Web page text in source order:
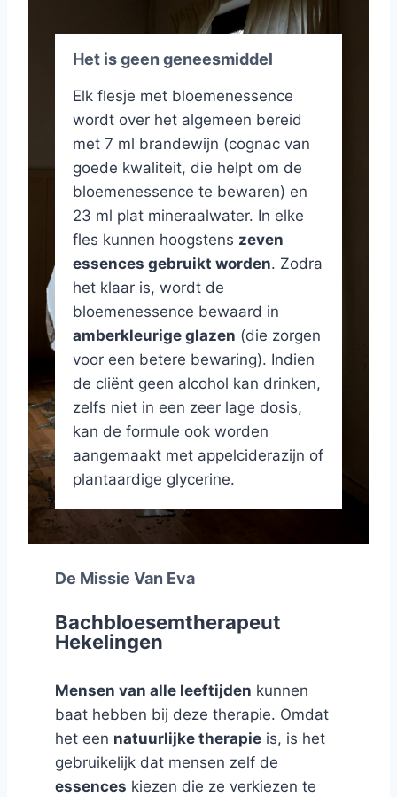
Het is geen geneesmiddel
Elk flesje met bloemenessence
wordt over het algemeen bereid
met 7 ml brandewijn (cognac van
goede kwaliteit, die helpt om de
bloemenessence te bewaren) en
23 ml plat mineraalwater. In elke
fles kunnen hoogstens zeven
essences gebruikt worden. Zodra
het klaar is, wordt de
bloemenessence bewaard in
amberkleurige glazen (die zorgen
voor een betere bewaring). Indien
de cliënt geen alcohol kan drinken,
zelfs niet in een zeer lage dosis,
kan de formule ook worden
aangemaakt met appelciderazijn of
plantaardige glycerine.
De Missie Van Eva
Bachbloesemtherapeut
Hekelingen
Mensen van alle leeftijden kunnen
baat hebben bij deze therapie. Omdat
het een natuurlijke therapie is, is het
gebruikelijk dat mensen zelf de
essences kiezen die ze verkiezen te